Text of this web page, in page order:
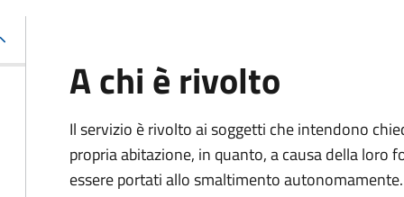
A chi è rivolto
Il servizio è rivolto ai soggetti che intendono
propria abitazione, in quanto, a causa della loro
essere portati allo smaltimento autonomamente.